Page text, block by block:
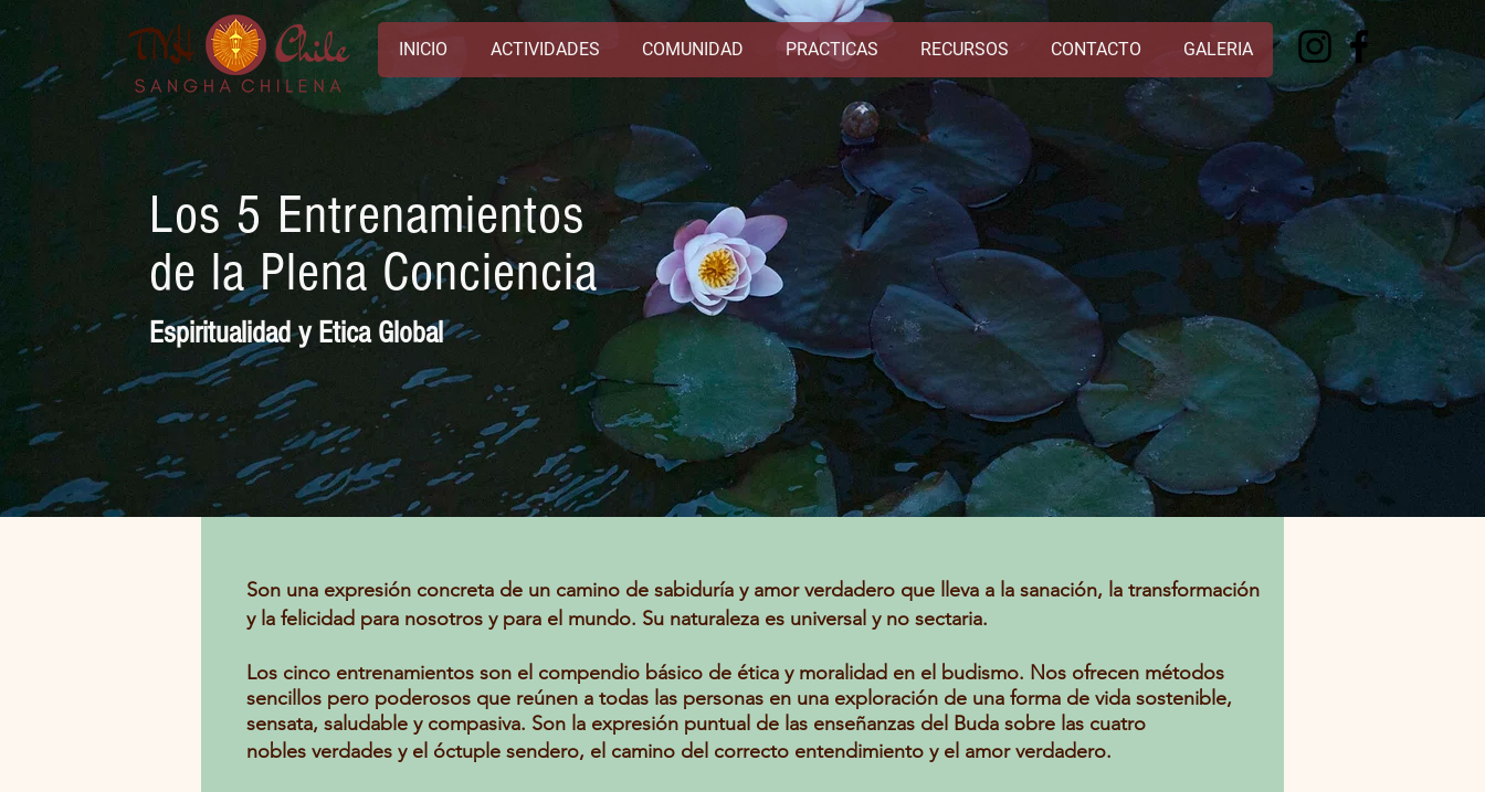
INICIO ACTIVIDADES COMUNIDAD PRACTICAS RECURSOS CONTACTO GALERIA
Los 5 Entrenamientos
de la Plena Conciencia
Espiritualidad y Etica Global
Son una expresión concreta de un camino de sabiduría y amor verdadero que lleva a la sanación, la transformación
y la felicidad para nosotros y para el mundo. Su naturaleza es universal y no sectaria.
Los cinco entrenamientos son el compendio básico de ética y moralidad en el budismo. Nos ofrecen métodos
sencillos pero poderosos que reúnen a todas las personas en una exploración de una forma de vida sostenible,
sensata, saludable y compasiva. Son la expresión puntual de las enseñanzas del Buda sobre las cuatro
nobles verdades y el óctuple sendero, el camino del correcto entendimiento y el amor verdadero.